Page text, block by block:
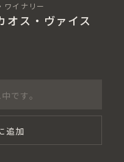
ワイナリー
ス・ヴァイス
です。
追加